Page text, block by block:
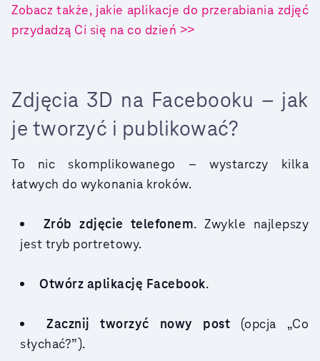
Zobacz także, jakie aplikacje do przerabiania zdjęć
przydadzą Ci się na co dzień >>
Zdjęcia 3D na Facebooku – jak
je tworzyć i publikować?
To nic skomplikowanego – wystarczy kilka
łatwych do wykonania kroków.
Zrób zdjęcie telefonem. Zwykle najlepszy
jest tryb portretowy.
Otwórz aplikację Facebook.
Zacznij tworzyć nowy post (opcja „Co
słychać?”).